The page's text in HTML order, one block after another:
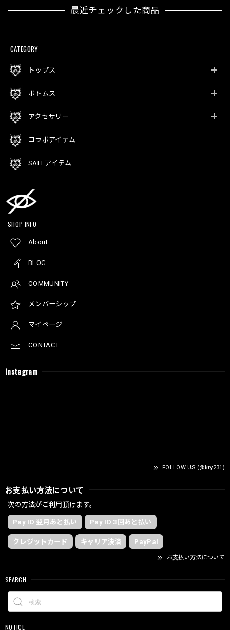
最近チェックした商品
CATEGORY
トップス
ボトムス
アクセサリー
コラボアイテム
SALEアイテム
SHOP INFO
About
BLOG
COMMUNITY
メンバーシップ
マイページ
CONTACT
Instagram
FOLLOW US (@kry231)
お支払い方法について
次の方法がご利用頂けます。
Pay ID 翌月あと払い Pay ID 3回あと払い
クレジットカード キャリア決済 PayPal
お支払い方法について
SEARCH
NOTICE